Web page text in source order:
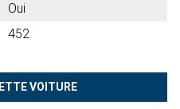
Oui
452
VOITURE